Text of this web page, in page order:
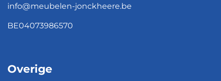
info@meubelen-jonckheere.be
BE04073986570
Overige